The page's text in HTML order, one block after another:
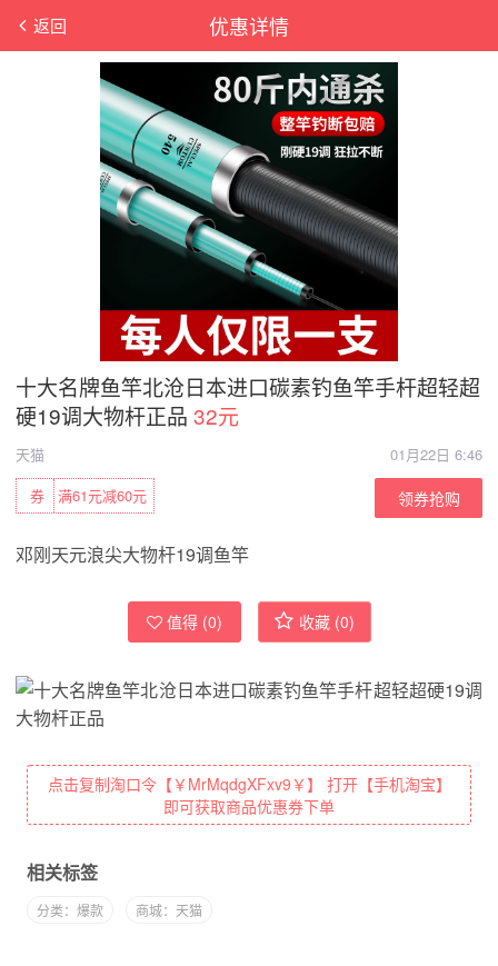
优惠详情
返回
十大名牌鱼竿北沧日本进口碳素钓鱼竿手杆超轻超
硬19调大物杆正品 32元
天猫
01月22日 6:46
满61元减60元
券 领券抢购
邓刚天元浪尖大物杆19调鱼竿
值得 (0) 收藏 (0)
点击复制淘口令【￥MrMqdgXFxv9￥】 打开【手机淘宝】
即可获取商品优惠券下单
相关标签
分类：爆款 商城：天猫